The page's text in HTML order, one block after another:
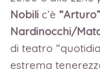
Nobili c’è
Nardinocchi/
di teatro
estrema